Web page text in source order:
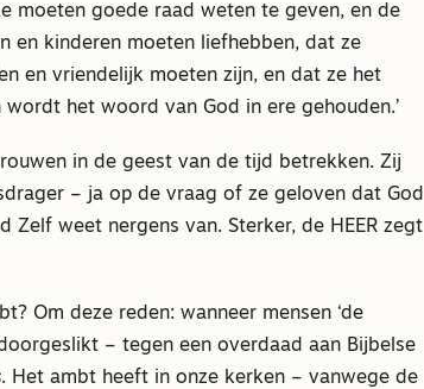
moeten goede raad weten te geven, en de
en kinderen moeten liefhebben, dat ze
en vriendelijk moeten zijn, en dat ze het
het woord van God in ere gehouden.’
in de geest van de tijd betrekken. Zij
– ja op de vraag of ze geloven dat God
Zelf weet nergens van. Sterker, de HEER zegt
Om deze reden: wanneer mensen ‘de
– tegen een overdaad aan Bijbelse
. Het ambt heeft in onze kerken – vanwege de